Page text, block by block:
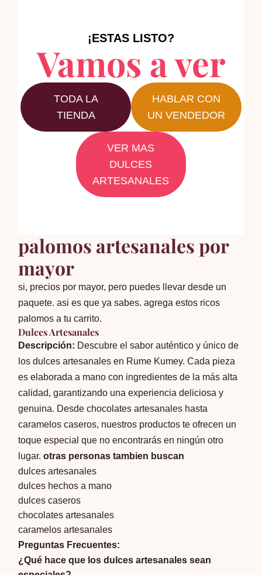
¡ESTAS LISTO?
Vamos a ver
TODA LA
TIENDA
HABLAR CON
UN VENDEDOR
VER MAS
DULCES
ARTESANALES
palomos artesanales por
mayor
si, precios por mayor, pero puedes llevar desde un
paquete. asi es que ya sabes. agrega estos ricos
palomos a tu carrito.
Dulces Artesanales
Descripción: Descubre el sabor auténtico y único de
los dulces artesanales en Rume Kumey. Cada pieza
es elaborada a mano con ingredientes de la más alta
calidad, garantizando una experiencia deliciosa y
genuina. Desde chocolates artesanales hasta
caramelos caseros, nuestros productos te ofrecen un
toque especial que no encontrarás en ningún otro
lugar.otras personas tambien buscan
dulces artesanales
dulces hechos a mano
dulces caseros
chocolates artesanales
caramelos artesanales
Preguntas Frecuentes:
¿Qué hace que los dulces artesanales sean